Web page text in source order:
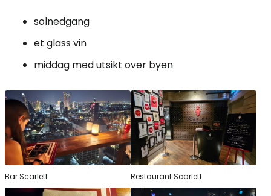
solnedgang
et glass vin
middag med utsikt over byen
Bar Scarlett Restaurant Scarlett